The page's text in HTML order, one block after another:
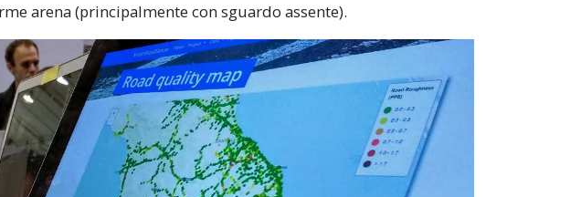
arena (principalmente con sguardo assente).